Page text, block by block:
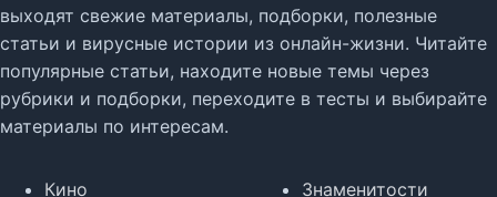
выходят свежие материалы, подборки, полезные
статьи и вирусные истории из онлайн-жизни. Читайте
популярные статьи, находите новые темы через
рубрики и подборки, переходите в тесты и выбирайте
материалы по интересам.
Кино
Знаменитости